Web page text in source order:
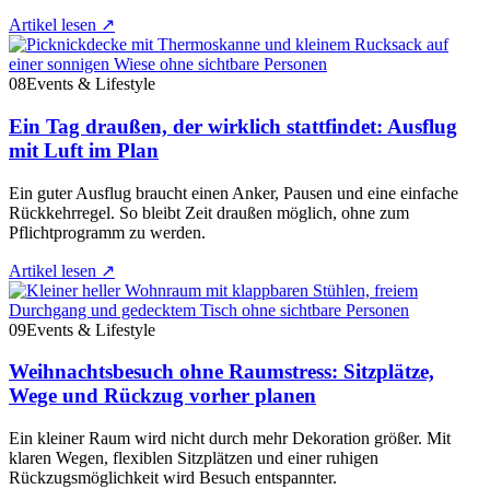
Artikel lesen ↗
08Events & Lifestyle
Ein Tag draußen, der wirklich stattfindet: Ausflug
mit Luft im Plan
Ein guter Ausflug braucht einen Anker, Pausen und eine einfache
Rückkehrregel. So bleibt Zeit draußen möglich, ohne zum
Pflichtprogramm zu werden.
Artikel lesen ↗
09Events & Lifestyle
Weihnachtsbesuch ohne Raumstress: Sitzplätze,
Wege und Rückzug vorher planen
Ein kleiner Raum wird nicht durch mehr Dekoration größer. Mit
klaren Wegen, flexiblen Sitzplätzen und einer ruhigen
Rückzugsmöglichkeit wird Besuch entspannter.